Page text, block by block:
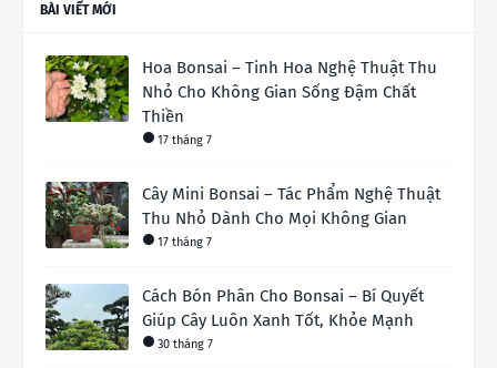
BÀI VIẾT MỚI
Hoa Bonsai – Tinh Hoa Nghệ Thuật Thu
Nhỏ Cho Không Gian Sống Đậm Chất
Thiền
17 tháng 7
Cây Mini Bonsai – Tác Phẩm Nghệ Thuật
Thu Nhỏ Dành Cho Mọi Không Gian
17 tháng 7
Cách Bón Phân Cho Bonsai – Bí Quyết
Giúp Cây Luôn Xanh Tốt, Khỏe Mạnh
30 tháng 7